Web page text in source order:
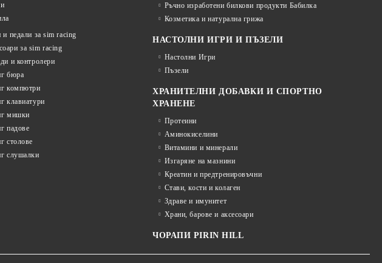
и педали за sim racing
за sim racing
и контролери
бюра
компютри
клавиатури
мишки
падове
столове
слушалки
Ръчно изработени билкови продукти Бабилка
Козметика и натурална грижа
НАСТОЛНИ ИГРИ И ПЪЗЕЛИ
Настолни Игри
Пъзели
ХРАНИТЕЛНИ ДОБАВКИ И СПОРТНО
ХРАНЕНЕ
Протеини
Аминокиселини
Витамини и минерали
Изгаряне на мазнини
Креатин и предтренировъчни
Стави, кости и колаген
Здраве и имунитет
Храни, барове и аксесоари
ЧОРАПИ PIRIN HILL